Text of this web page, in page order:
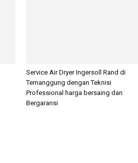
Service Air Dryer Ingersoll Rand di
Temanggung dengan Teknisi
Professional harga bersaing dan
Bergaransi